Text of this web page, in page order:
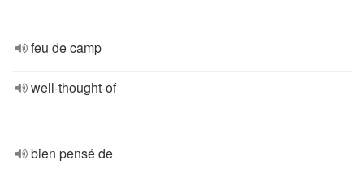
feu de camp
well-thought-of
bien pensé de